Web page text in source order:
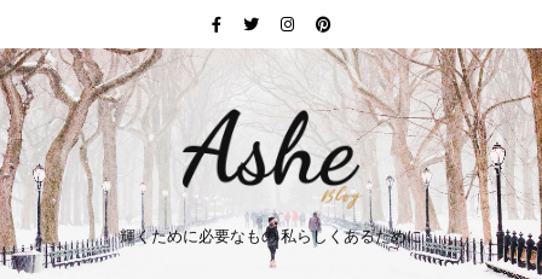
輝くために必要なもの 私らしくあるために